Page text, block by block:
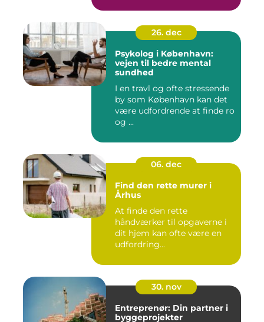
26. dec
Psykolog i København:
vejen til bedre mental
sundhed
I en travl og ofte stressende
by som København kan det
være udfordrende at finde ro
og ...
06. dec
Find den rette murer i
Århus
At finde den rette
håndværker til opgaverne i
dit hjem kan ofte være en
udfordring...
30. nov
Entreprenør: Din partner i
byggeprojekter